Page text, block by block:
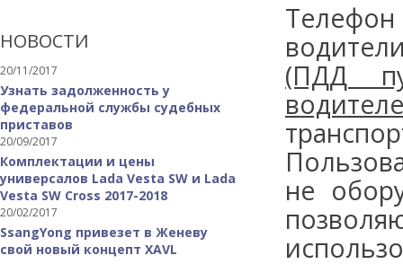
НОВОСТИ
20/11/2017
Узнать задолженность у
федеральной службы судебных
приставов
20/09/2017
Комплектации и цены
универсалов Lada Vesta SW и Lada
Vesta SW Cross 2017-2018
20/02/2017
SsangYong привезет в Женеву
свой новый концепт XAVL
(ПДД
не